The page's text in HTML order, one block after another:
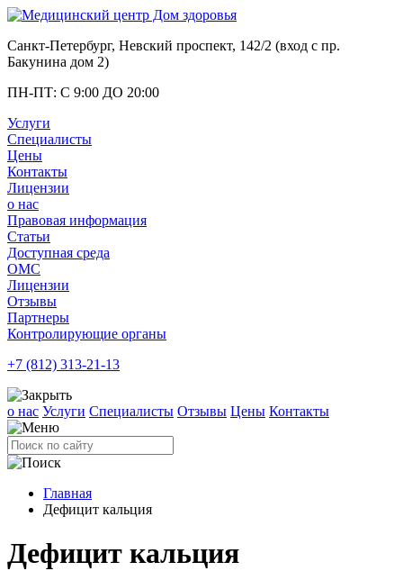
Санкт-Петербург, Невский проспект, 142/2 (вход с пр.
Бакунина дом 2)
ПН-ПТ: С 9:00 ДО 20:00
Услуги
Специалисты
Цены
Контакты
Лицензии
о нас
Правовая информация
Статьи
Доступная среда
ОМС
Лицензии
Отзывы
Партнеры
Контролирующие органы
+7 (812) 313-21-13
о нас Услуги Специалисты Отзывы Цены Контакты
Главная
Дефицит кальция
Дефицит кальция